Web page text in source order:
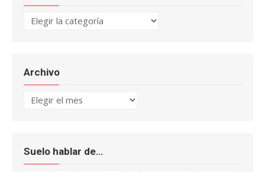
Categorías
Archivo
Archivo
Suelo hablar de…